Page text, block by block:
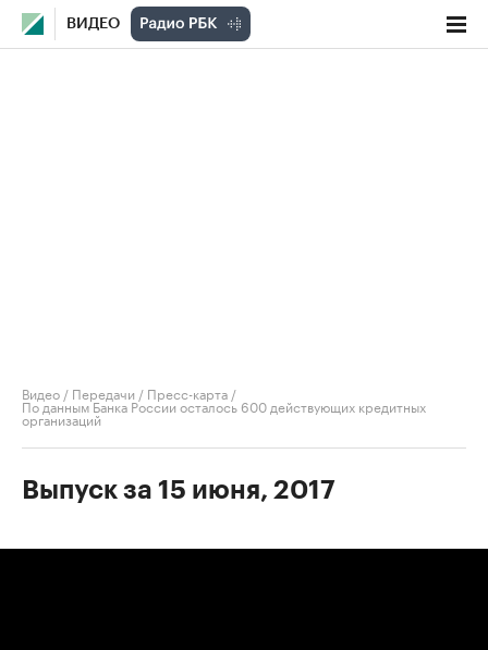
ВИДЕО
Видео / Передачи / Пресс-карта /
По данным Банка России осталось 600 действующих кредитных
организаций
Выпуск за 15 июня, 2017